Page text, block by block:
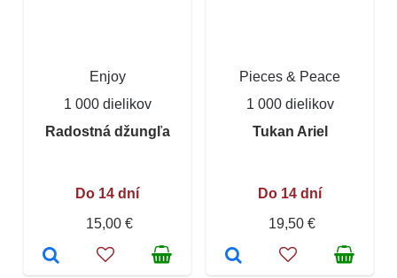
Enjoy
1 000 dielikov
Radostná džungľa
Do 14 dní
15,00 €
Pieces & Peace
1 000 dielikov
Tukan Ariel
Do 14 dní
19,50 €